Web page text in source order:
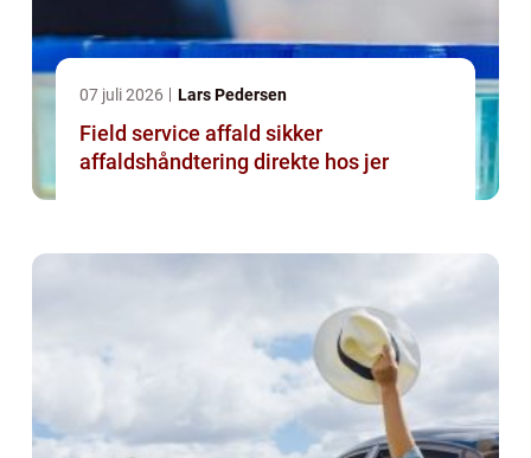
07 juli 2026 Lars Pedersen
Field service affald sikker
affaldshåndtering direkte hos jer